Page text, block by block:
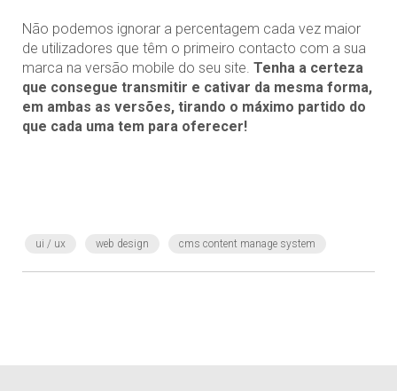
Não podemos ignorar a percentagem cada vez maior
de utilizadores que têm o primeiro contacto com a sua
marca na versão mobile do seu site. Tenha a certeza
que consegue transmitir e cativar da mesma forma,
em ambas as versões, tirando o máximo partido do
que cada uma tem para oferecer!
ui / ux web design cms content manage system